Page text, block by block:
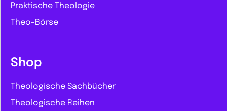
Praktische Theologie
Theo-Börse
Shop
Theologische Sachbücher
Theologische Reihen